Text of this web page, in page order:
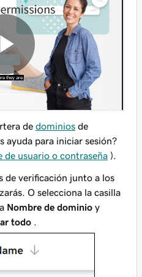
de dominios de
ayuda para iniciar sesión?
de usuario o contraseña ).
de verificación junto a los
O selecciona la casilla
Nombre de dominio y
todo .